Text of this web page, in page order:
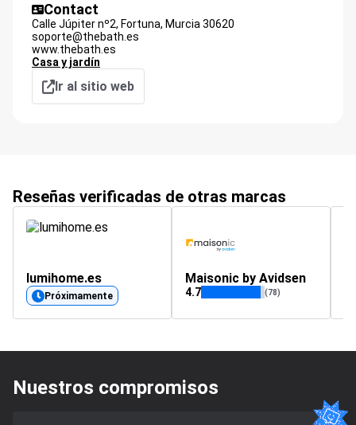
Contact
Calle Júpiter nº2, Fortuna, Murcia 30620
soporte@thebath.es
www.thebath.es
Casa y jardín
Ir al sitio web
Reseñas verificadas de otras marcas
lumihome.es
Próximamente
Maisonic by Avidsen
4.7 (78)
Nuestros compromisos